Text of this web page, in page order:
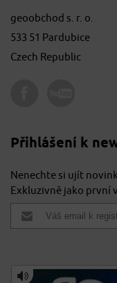
geoobchod s. r. o.
533 51 Pardubice
Czech Republic
Přihlášení k
Nenechte si ujít
Exkluzivně jako první